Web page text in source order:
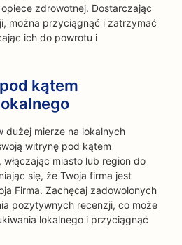
zdrowotnej. Dostarczając
można przyciągnąć i zatrzymać
ich do powrotu i
kątem
dużej mierze na lokalnych
witrynę pod kątem
miasto lub region do
się, że Twoja firma jest
Firma. Zachęcaj zadowolonych
pozytywnych recenzji, co może
lokalnego i przyciągnąć